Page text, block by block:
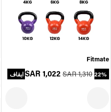
Fitmate
SAR 1,022 SAR 1,310 22% ايقاف